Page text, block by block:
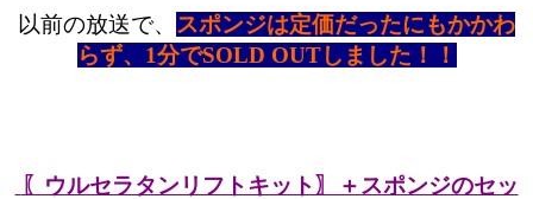
以前の放送で、 スポンジは定価だったにもかかわ
らず、1分でSOLD OUTしました！！
〖ウルセラタンリフトキット〗＋スポンジのセッ